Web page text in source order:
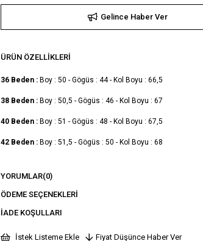
Gelince Haber Ver
ÜRÜN ÖZELLIKLERI
36 Beden : Boy : 50 - Gögüs : 44 - Kol Boyu : 66,5
38 Beden : Boy : 50,5 - Gögüs : 46 - Kol Boyu : 67
40 Beden : Boy : 51 - Gögüs : 48 - Kol Boyu : 67,5
42 Beden : Boy : 51,5 - Gögüs : 50 - Kol Boyu : 68
Cinsiyet
Kategori
YORUMLAR(0)
ÖDEME SEÇENEKLERI
İADE KOŞULLARI
İstek Listeme Ekle Fiyat Düşünce Haber Ver